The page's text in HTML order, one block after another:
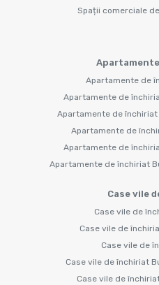
Spații comerciale
Apartamente de
Apartamente de
Apartamente de
Apartamente de
Apartamente de
Apartamente de închiriat
Case vile
Case vile de
Case vile de
Case vile de
Case vile de închiriat
Case vile de